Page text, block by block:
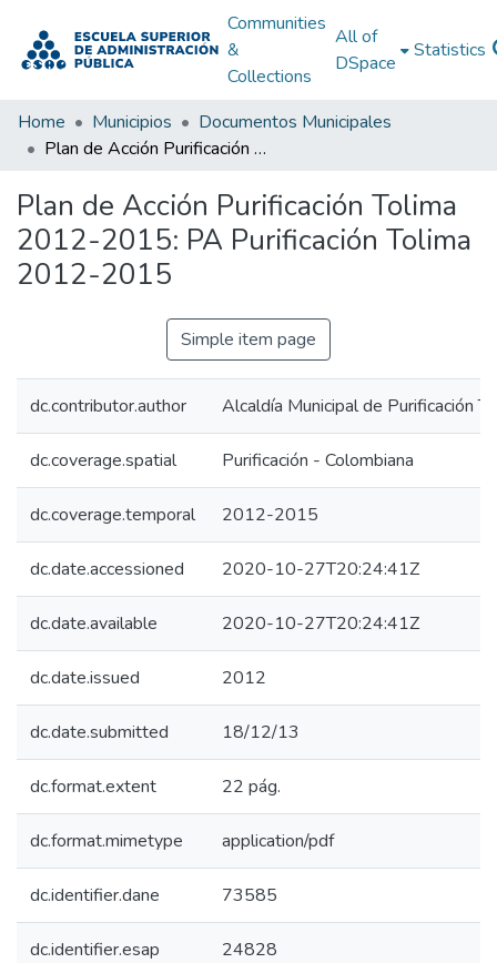
Communities
&
Collections
All of
DSpace
Statistics
Home Municipios
Documentos Municipales
Plan de Acción Purificación Tolima 2012-2015: PA Purificación Tolima 2012-2015
Plan de Acción Purificación Tolima
2012-2015: PA Purificación Tolima
2012-2015
Simple item page
dc.contributor.author Alcaldía Municipal de Purificación
dc.coverage.spatial Purificación - Colombiana
dc.coverage.temporal 2012-2015
dc.date.accessioned 2020-10-27T20:24:41Z
dc.date.available 2020-10-27T20:24:41Z
dc.date.issued 2012
dc.date.submitted 18/12/13
dc.format.extent 22 pág.
dc.format.mimetype application/pdf
dc.identifier.dane 73585
dc.identifier.esap 24828